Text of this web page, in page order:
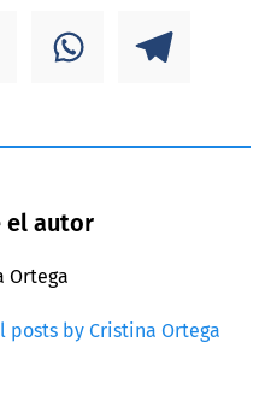
el autor
Ortega
posts by Cristina Ortega